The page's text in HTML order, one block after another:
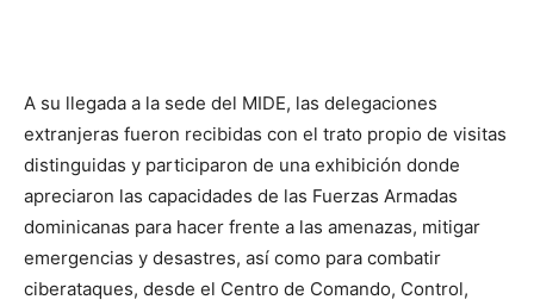
A su llegada a la sede del MIDE, las delegaciones
extranjeras fueron recibidas con el trato propio de visitas
distinguidas y participaron de una exhibición donde
apreciaron las capacidades de las Fuerzas Armadas
dominicanas para hacer frente a las amenazas, mitigar
emergencias y desastres, así como para combatir
ciberataques, desde el Centro de Comando, Control,